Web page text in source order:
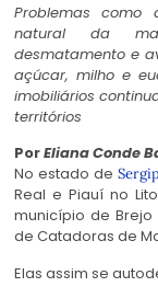
Problemas
natural da
desmatamento e
açúcar, milho e
imobiliários
territórios
PorEliana Conde
No estado de
Real e Piauí no
município de Brejo
de Catadoras de
Elas assim se